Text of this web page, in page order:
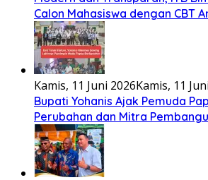
Calon Mahasiswa dengan CBT
Kamis, 11 Juni 2026Kamis, 11
Bupati Yohanis Ajak Pemuda
Perubahan dan Mitra